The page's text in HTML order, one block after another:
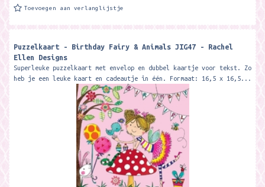
Toevoegen aan verlanglijstje
Puzzelkaart - Birthday Fairy & Animals JIG47 - Rachel
Ellen Designs
Superleuke puzzelkaart met envelop en dubbel kaartje voor tekst. Zo
heb je een leuke kaart en cadeautje in één. Formaat: 16,5 x 16,5...